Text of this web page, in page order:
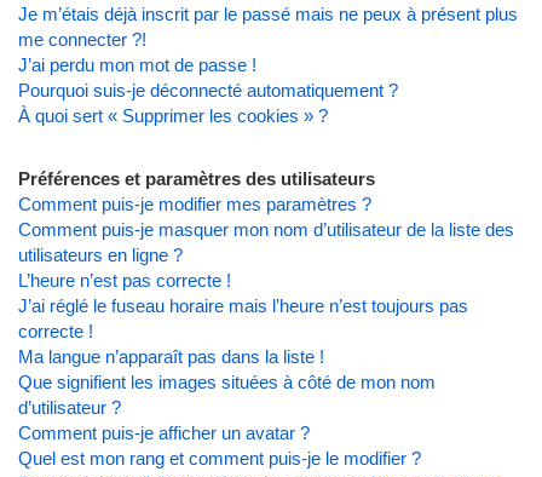
Je m’étais déjà inscrit par le passé mais ne peux à présent plus
me connecter ?!
J’ai perdu mon mot de passe !
Pourquoi suis-je déconnecté automatiquement ?
À quoi sert « Supprimer les cookies » ?
Préférences et paramètres des utilisateurs
Comment puis-je modifier mes paramètres ?
Comment puis-je masquer mon nom d’utilisateur de la liste des
utilisateurs en ligne ?
L’heure n’est pas correcte !
J’ai réglé le fuseau horaire mais l’heure n’est toujours pas
correcte !
Ma langue n’apparaît pas dans la liste !
Que signifient les images situées à côté de mon nom
d’utilisateur ?
Comment puis-je afficher un avatar ?
Quel est mon rang et comment puis-je le modifier ?